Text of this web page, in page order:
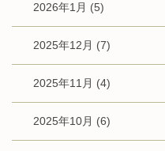
2026年1月 (5)
2025年12月 (7)
2025年11月 (4)
2025年10月 (6)